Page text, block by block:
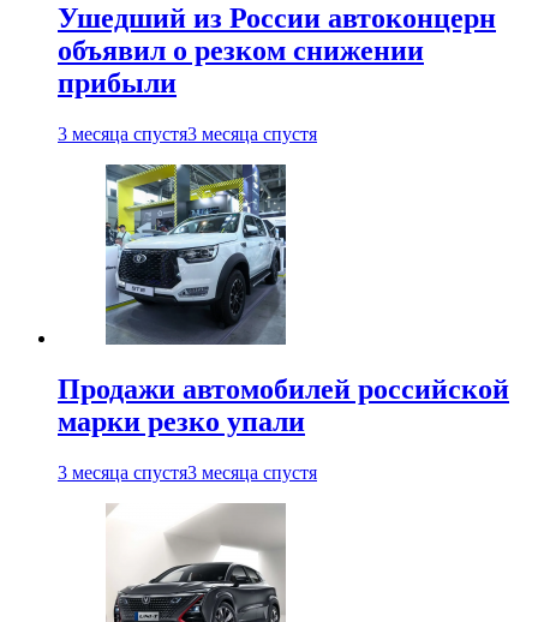
Ушедший из России автоконцерн
объявил о резком снижении
прибыли
3 месяца спустя3 месяца спустя
Продажи автомобилей российской
марки резко упали
3 месяца спустя3 месяца спустя